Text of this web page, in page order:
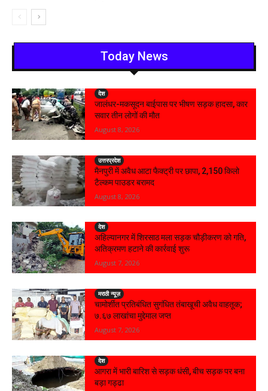
Today News
देश
जालंधर-मकसूदन बाईपास पर भीषण सड़क हादसा, कार
सवार तीन लोगों की मौत
August 8, 2026
उत्तरप्रदेश
मैनपुरी में अवैध आटा फैक्ट्री पर छापा, 2,150 किलो
टैल्कम पाउडर बरामद
August 8, 2026
देश
अहिल्यानगर में शिरसाठ मला सड़क चौड़ीकरण को गति,
अतिक्रमण हटाने की कार्रवाई शुरू
August 7, 2026
मराठी न्यूज़
चामोर्शीत प्रतिबंधित सुगंधित तंबाखूची अवैध वाहतूक;
₹७.६७ लाखांचा मुद्देमाल जप्त
August 7, 2026
देश
आगरा में भारी बारिश से सड़क धंसी, बीच सड़क पर बना
बड़ा गड्ढा